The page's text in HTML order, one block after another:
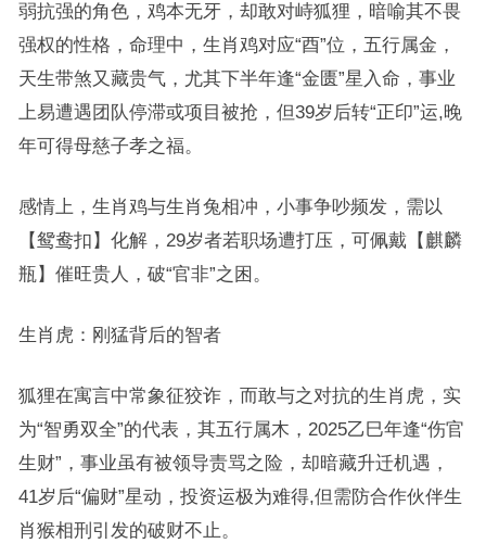
弱抗强的角色，鸡本无牙，却敢对峙狐狸，暗喻其不畏
强权的性格，命理中，生肖鸡对应“酉”位，五行属金，
天生带煞又藏贵气，尤其下半年逢“金匮”星入命，事业
上易遭遇团队停滞或项目被抢，但39岁后转“正印”运,晚
年可得母慈子孝之福。
感情上，生肖鸡与生肖兔相冲，小事争吵频发，需以
【鸳鸯扣】化解，29岁者若职场遭打压，可佩戴【麒麟
瓶】催旺贵人，破“官非”之困。
生肖虎：刚猛背后的智者
狐狸在寓言中常象征狡诈，而敢与之对抗的生肖虎，实
为“智勇双全”的代表，其五行属木，2025乙巳年逢“伤官
生财”，事业虽有被领导责骂之险，却暗藏升迁机遇，
41岁后“偏财”星动，投资运极为难得,但需防合作伙伴生
肖猴相刑引发的破财不止。